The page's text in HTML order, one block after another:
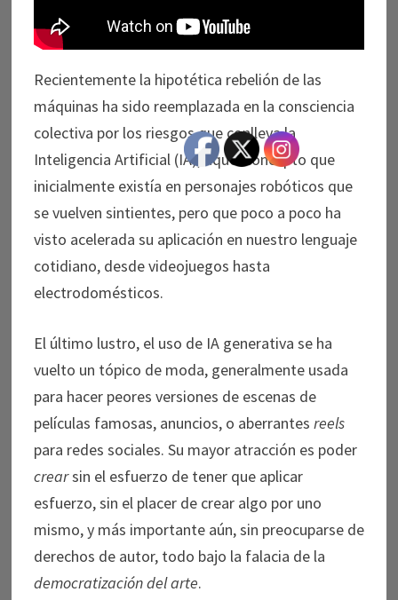
Recientemente la hipotética rebelión de las
máquinas ha sido reemplazada en la consciencia
colectiva por los riesgos que conlleva la
Inteligencia Artificial (IA), aquel concepto que
inicialmente existía en personajes robóticos que
se vuelven sintientes, pero que poco a poco ha
visto acelerada su aplicación en nuestro lenguaje
cotidiano, desde videojuegos hasta
electrodomésticos.
El último lustro, el uso de IA generativa se ha
vuelto un tópico de moda, generalmente usada
para hacer peores versiones de escenas de
películas famosas, anuncios, o aberrantes reels
para redes sociales. Su mayor atracción es poder
crearsin el esfuerzo de tener que aplicar
esfuerzo, sin el placer de crear algo por uno
mismo, y más importante aún, sin preocuparse de
derechos de autor, todo bajo la falacia de la
democratización del arte.